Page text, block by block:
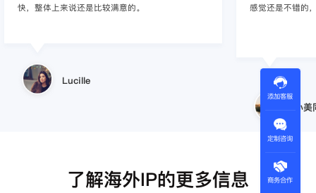
感觉还是不错的，非常推荐身边的同行使用。
小美同学
商，不是断
了解海外IP的更多信息
添加客服
定制咨询
商务合作